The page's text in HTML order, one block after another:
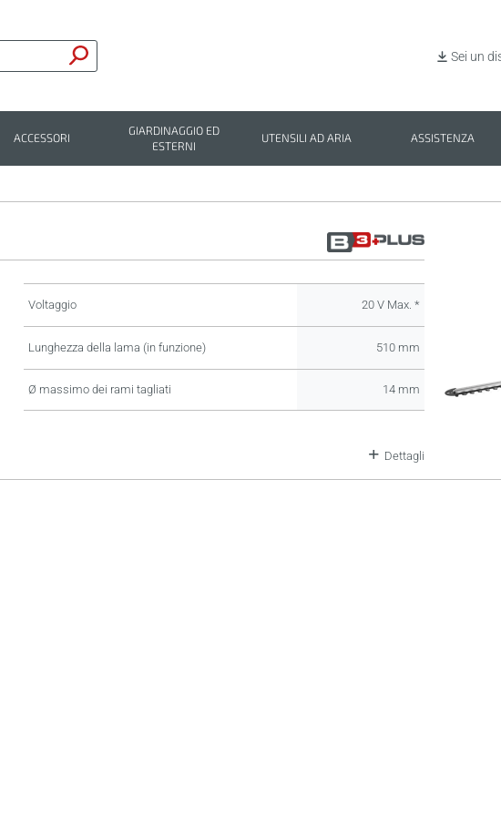
Sei un
ACCESSORI
GIARDINAGGIO ED
ESTERNI
UTENSILI AD ARIA ASSISTENZA
Voltaggio 20 V Max. *
Lunghezza della lama (in funzione) 510 mm
Ø massimo dei rami tagliati 14 mm
Dettagli